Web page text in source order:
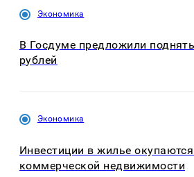
Экономика
В Госдуме предложили
рублей
Экономика
Инвестиции в жилье
коммерческой недвижимости